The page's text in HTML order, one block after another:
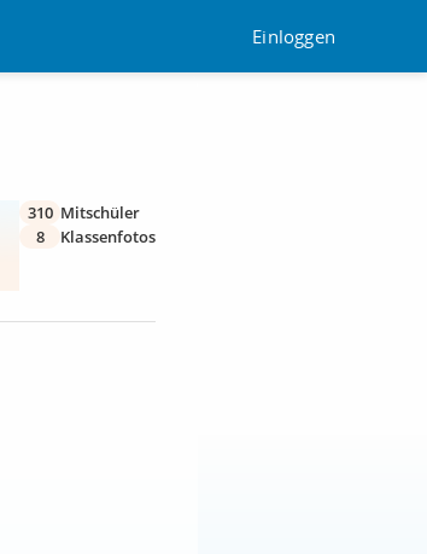
Einloggen
310 Mitschüler
8
Klassenfotos